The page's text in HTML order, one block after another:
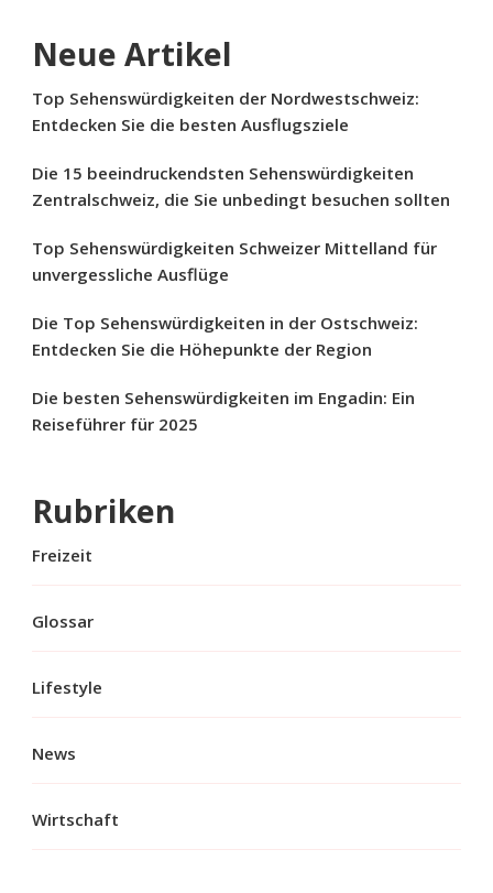
Neue Artikel
Top Sehenswürdigkeiten der Nordwestschweiz:
Entdecken Sie die besten Ausflugsziele
Die 15 beeindruckendsten Sehenswürdigkeiten
Zentralschweiz, die Sie unbedingt besuchen sollten
Top Sehenswürdigkeiten Schweizer Mittelland für
unvergessliche Ausflüge
Die Top Sehenswürdigkeiten in der Ostschweiz:
Entdecken Sie die Höhepunkte der Region
Die besten Sehenswürdigkeiten im Engadin: Ein
Reiseführer für 2025
Rubriken
Freizeit
Glossar
Lifestyle
News
Wirtschaft